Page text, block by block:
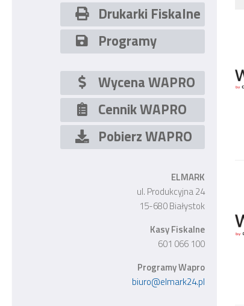
Drukarki Fiskalne
Programy
Wycena WAPRO
Cennik WAPRO
Pobierz WAPRO
ELMARK
ul. Produkcyjna 24
15-680 Białystok
Kasy Fiskalne
601 066 100
Programy Wapro
biuro@elmark24.pl